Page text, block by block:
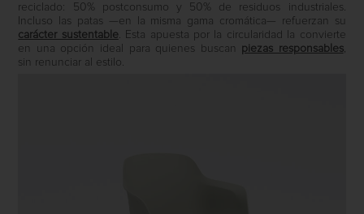
reciclado: 50% postconsumo y 50% de residuos industriales.
Incluso las patas —en la misma gama cromática— refuerzan su
carácter sustentable. Esta apuesta por la circularidad la convierte
en una opción ideal para quienes buscan piezas responsables,
sin renunciar al estilo.